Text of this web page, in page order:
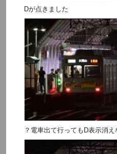
Dが点きました
？電車出て行ってもD表示消え